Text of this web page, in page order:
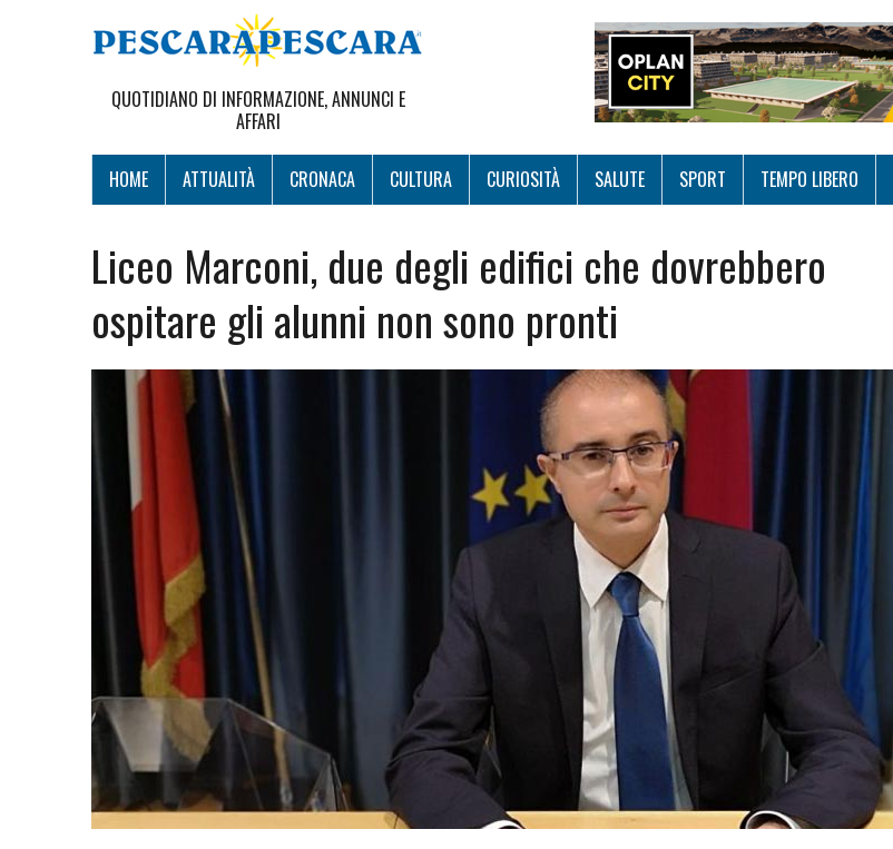
QUOTIDIANO DI INFORMAZIONE, ANNUNCI E
AFFARI
HOME ATTUALITÀ CRONACA CULTURA CURIOSITÀ SALUTE SPORT TEMPO LIBERO
Liceo Marconi, due degli edifici che dovrebbero
ospitare gli alunni non sono pronti